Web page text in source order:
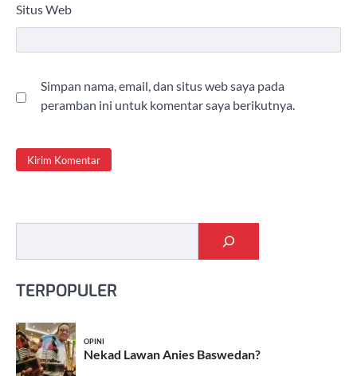
Situs Web
Simpan nama, email, dan situs web saya pada
peramban ini untuk komentar saya berikutnya.
TERPOPULER